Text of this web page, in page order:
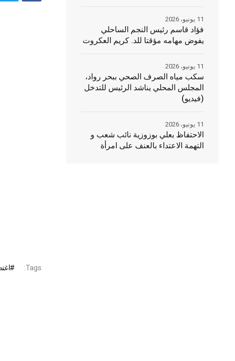
Tags:
فؤاد قاسم رئيس النجم الساحلي
يفوض مهامه مؤقتا للد. كريم العكروت
11 يونيو، 2026
سكب مياه الصرف الصحي ببحر رواد،
المجلس المحلي يناشد الرئيس للتدخل
(فيديو)
11 يونيو، 2026
الاحتفاظ بعلي بوزوزية نائب شعب و
التهمة الاعتداء بالعنف على امرأة
11 يونيو، 2026